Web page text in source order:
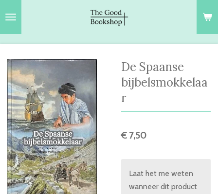
hoofdinhoud
De Spaanse
bijbelsmokkelaa
r
€ 7,50
Laat het me weten
wanneer dit product